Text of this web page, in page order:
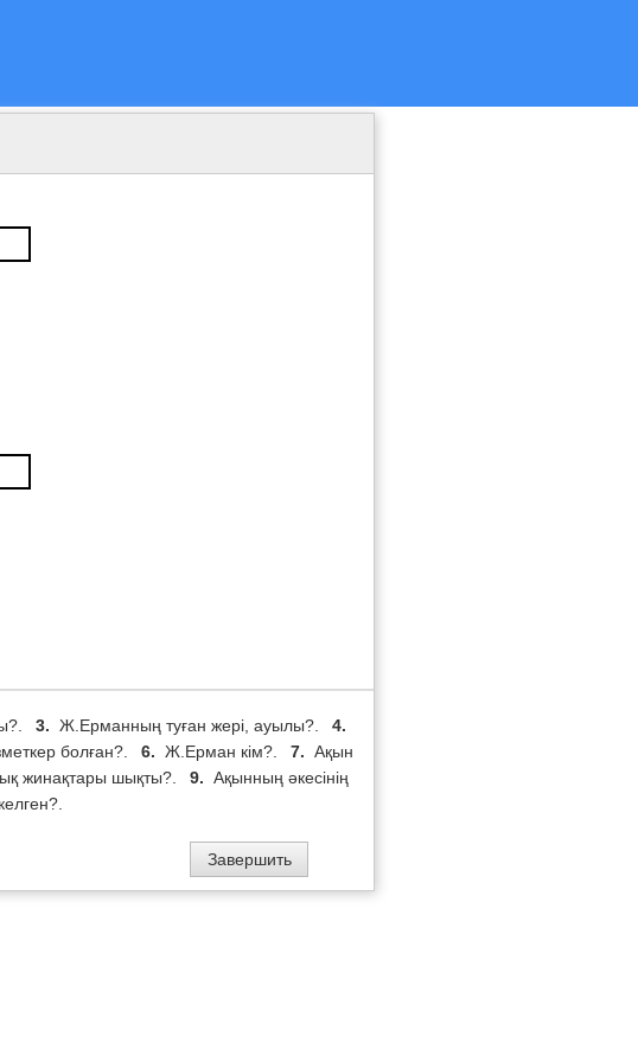
3. Ж.Ерманның туған жері, ауылы?.
4.
болған?. 6. Ж.Ерман кім?. 7. Ақын
жинақтары шықты?. 9. Ақынның әкесінің